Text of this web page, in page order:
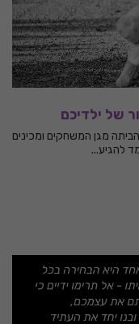
של ילדיכם
מגן המשחקים ומכינים
להגיע...